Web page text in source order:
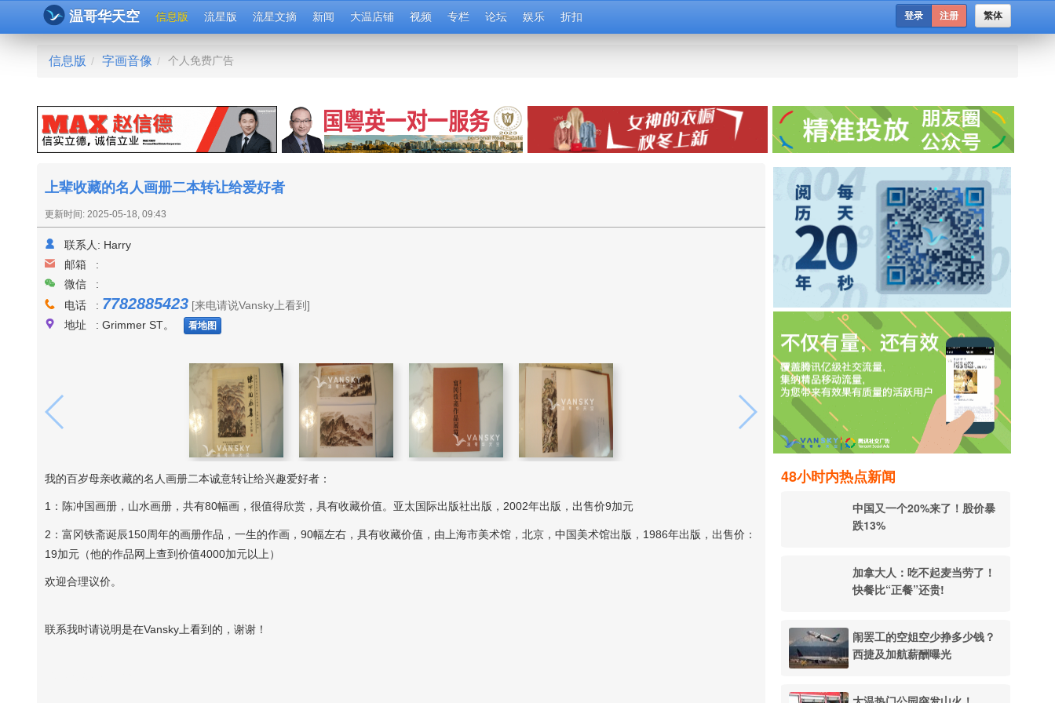
温哥华天空 信息版 流星版 流星文摘 新闻 大温店铺 视频 专栏 论坛 娱乐 折扣 繁体
登录 注册
信息版 / 字画音像 / 个人免费广告
48小时内热点新闻
中国又一个20%来了！股价暴
跌13%
加拿大人：吃不起麦当劳了！
快餐比“正餐”还贵!
闹罢工的空姐空少挣多少钱？
西捷及加航薪酬曝光
上辈收藏的名人画册二本转让给爱好者
更新时间: 2025-05-18, 09:43
联系人: Harry
邮箱 :
微信 :
电话 : 7782885423 [来电请说Vansky上看到]
地址 : Grimmer ST。
看地图
我的百岁母亲收藏的名人画册二本诚意转让给兴趣爱好者：
1：陈冲国画册，山水画册，共有80幅画，很值得欣赏，具有收藏价值。亚太国际出版社出版，2002年出版，出售价9加元
2：富冈铁斋诞辰150周年的画册作品，一生的作画，90幅左右，具有收藏价值，由上海市美术馆，北京，中国美术馆出版，1986年出版，出售价：
19加元（他的作品网上查到价值4000加元以上）
欢迎合理议价。
联系我时请说明是在Vansky上看到的，谢谢！